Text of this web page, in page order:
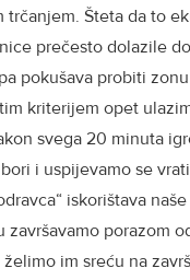
trčanjem. Šteta da to
prečesto dolazile
pokušava probiti
kriterijem opet
svega 20 minuta
i uspijevamo se
iskorištava
završavamo porazom
im sreću na